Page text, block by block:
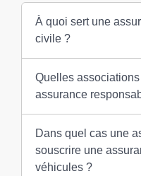
À quoi sert une
civile ?
Quelles
assurance
Dans quel cas une
souscrire une
véhicules ?